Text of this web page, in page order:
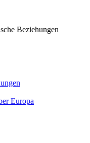
Beziehungen
Europa